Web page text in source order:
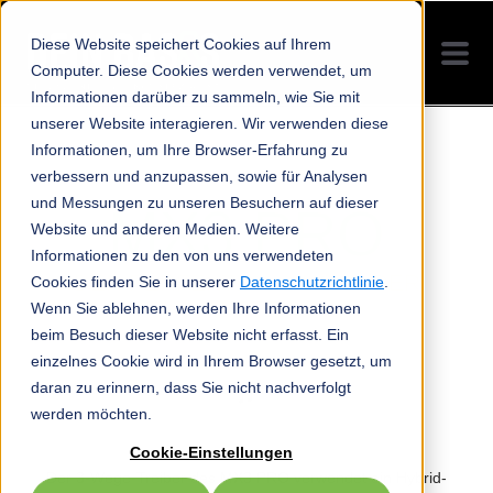
Diese Website speichert Cookies auf Ihrem
Computer. Diese Cookies werden verwendet, um
Informationen darüber zu sammeln, wie Sie mit
unserer Website interagieren. Wir verwenden diese
Informationen, um Ihre Browser-Erfahrung zu
verbessern und anzupassen, sowie für Analysen
und Messungen zu unseren Besuchern auf dieser
Website und anderen Medien. Weitere
Informationen zu den von uns verwendeten
Cookies finden Sie in unserer Datenschutzrichtlinie
Wenn Sie ablehnen, werden Ihre Informationen
beim Besuch dieser Website nicht erfasst. Ein
einzelnes Cookie wird in Ihrem Browser gesetzt, um
daran zu erinnern, dass Sie nicht nachverfolgt
werden möchten.
Cookie-Einstellungen
MX3 PRO
DER PERFEKTE KLANG IN DER
MITTE!
Der 3-Wege-Treiber des MX3 PRO verwendet ein Hybrid-